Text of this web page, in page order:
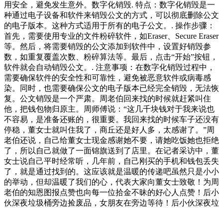
用安全，避免发生意外。数字化销毁. 特点：数字化销毁是一
种通过电子设备和软件来销毁公文的方式，可以彻底删除公文
的电子版本。这种方式适用于所有的电子公文。. 操作步骤：
首先，需要使用专业的文件粉碎软件，如Eraser、Secure Eraser
等。然后，将需要销毁的公文添加到软件中，设置好销毁参
数，如重复覆盖次数、粉碎算法等。最后，点击“开始”按钮，
软件就会自动销毁公文。. 注意事项：在数字化销毁过程中，
需要确保软件的安全性和可靠性，避免被恶意软件或病毒感
染。同时，也需要确保公文的电子版本已经完全销毁，无法恢
复。公文销毁是一个严肃。周老伯回来找的时候就赶紧叫住
他，把钱包物归原主。周师傅说：“这几千块钱对于我来说也
不容易，是准备还账的，很重要。我回来找的时候车子还没有
停稳，董女士就叫住我了，商丘还是好人多，太感谢了。”周
老伯还说，自己给董女士现金感谢她不要，请她吃饭她也拒绝
了，所以自己就做了一面锦旗送到了店里。在记者采访中，董
女士说自己平时经常听，几年前，自己刚买的手机和钱包丢失
了，就是通过找到的。这应该就是温暖的传递吧虽然只是小小
的举动，但却温暖了我们的心，代表大家向董女士致敬！为周
老伯的知恩图报点赞也向每一位拾金不昧的好心人点赞！后小
伙深夜垃圾桶旁边捡废品，女朋友在旁边等待！后小伙深夜垃